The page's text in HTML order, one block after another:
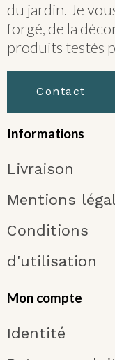
du jardin. Je
forgé, de la
produits testés
Contact
Informations
Livraison
Mentions
Conditions
d'utilisation
Mon compte
Identité